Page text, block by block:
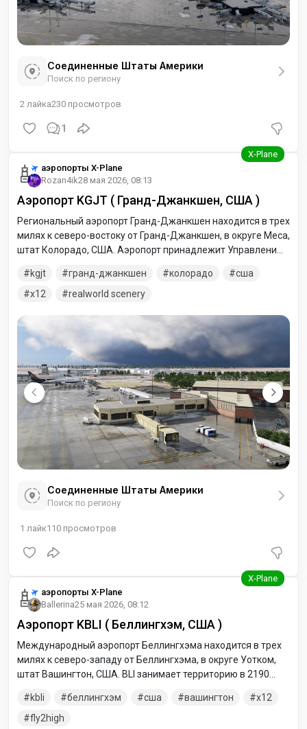
Соединенные Штаты Америки
Поиск по региону
2 лайка230 просмотров
1
аэропорты X-Plane
Rozan4ik28 мая 2026, 08:13
Аэропорт KGJT ( Гранд-Джанкшен, США )
Региональный аэропорт Гранд-Джанкшен находится в трех
милях к северо-востоку от Гранд-Джанкшен, в округе Меса,
штат Колорадо, США. Аэропорт принадлежит Управлению
kgjt
гранд-джанкшен колорадо
сша
x12
realworld scenery
Соединенные Штаты Америки
Поиск по региону
1 лайк110 просмотров
аэропорты X-Plane
Ballerina25 мая 2026, 08:12
Аэропорт KBLI ( Беллингхэм, США )
Международный аэропорт Беллингхэма находится в трех
милях к северо-западу от Беллингхэма, в округе Уотком,
штат Вашингтон, США. BLI занимает территорию в 2190
аэропортом в Вашингтоне.
kbli беллингхэм сша вашингтон
x12
fly2high